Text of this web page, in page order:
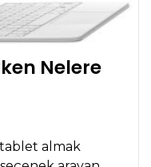
Nelere
almak